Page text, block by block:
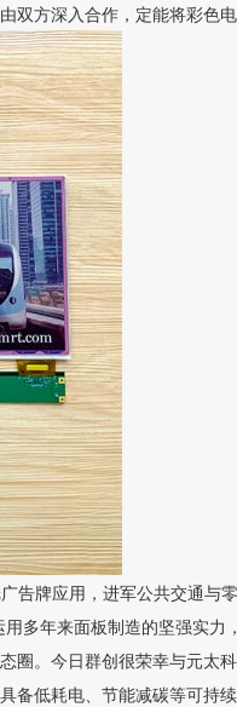
双方深入合作，定能将彩色
告牌应用，进军公共交通与
多年来面板制造的坚强实力
圈。今日群创很荣幸与元太
备低耗电、节能减碳等可持